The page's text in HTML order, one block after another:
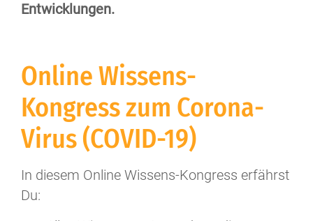
Entwicklungen.
Online Wissens-
Kongress zum Corona-
Virus (COVID-19)
In diesem Online Wissens-Kongress erfährst
Du: